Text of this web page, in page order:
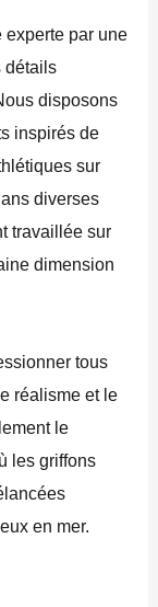
experte par une
détails
disposons
inspirés de
sur
diverses
travaillée sur
dimension
tous
réalisme et le
le
les griffons
en mer.